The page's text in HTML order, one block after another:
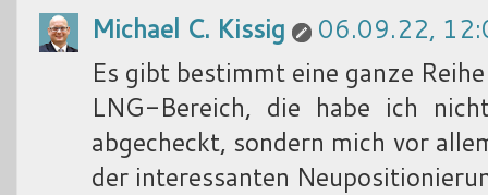
Michael C. Kissig
06.09.22,
Es gibt bestimmt eine ganze
LNG-Bereich, die habe ich
abgecheckt, sondern mich vor
der interessanten